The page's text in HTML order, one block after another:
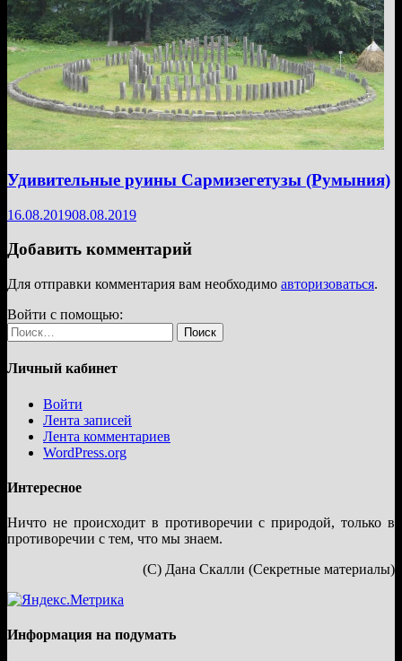
Удивительные руины Сармизегетузы (Румыния)
16.08.201908.08.2019
Добавить комментарий
Для отправки комментария вам необходимо авторизоваться.
Войти с помощью:
Найти:
Личный кабинет
Войти
Лента записей
Лента комментариев
WordPress.org
Интересное
Ничто не происходит в противоречии с природой, только в
противоречии с тем, что мы знаем.
(С) Дана Скалли (Секретные материалы)
Информация на подумать